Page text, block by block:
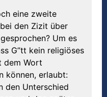
eine zweite
den Zizit über
Um es
G”tt kein religiöses
dem Wort
können, erlaubt:
den Unterschied